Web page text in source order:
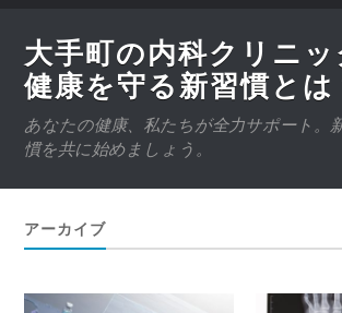
大手町の内科クリニ
健康を守る新習慣とは
あなたの健康、私たちが全力サポート。
慣を共に始めましょう。
アーカイブ